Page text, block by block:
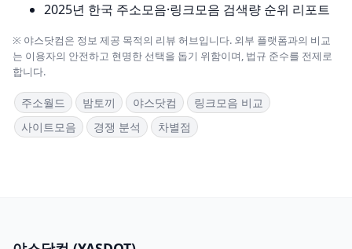
2025년 한국 주소모음·링크모음 검색량 순위 리포트
※ 야스닷컴은 정보 제공 목적의 리뷰 허브입니다. 외부 플랫폼과의 비교
는 이용자의 안전하고 현명한 선택을 돕기 위함이며, 법규 준수를 전제로
합니다.
주소월드 밤토끼 야스닷컴
링크모음 비교
사이트모음
경쟁 분석 차별점